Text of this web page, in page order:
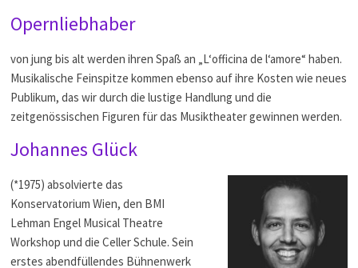
Opernliebhaber
von jung bis alt werden ihren Spaß an „L‘officina de l‘amore“ haben.
Musikalische Feinspitze kommen ebenso auf ihre Kosten wie neues
Publikum, das wir durch die lustige Handlung und die
zeitgenössischen Figuren für das Musiktheater gewinnen werden.
Johannes Glück
(*1975) absolvierte das
Konservatorium Wien, den BMI
Lehman Engel Musical Theatre
Workshop und die Celler Schule. Sein
erstes abendfüllendes Bühnenwerk